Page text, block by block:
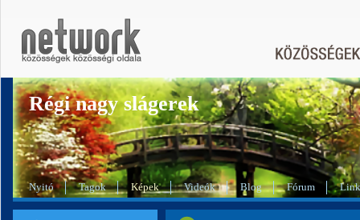
Régi nagy slágerek
Nyitó Tagok Képek Videók Blog Fórum